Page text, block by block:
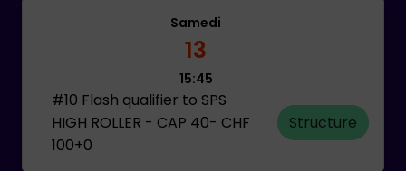
Samedi
13
15:45
#10 Flash qualifier to SPS
HIGH ROLLER - CAP 40- CHF
100+0
Structure